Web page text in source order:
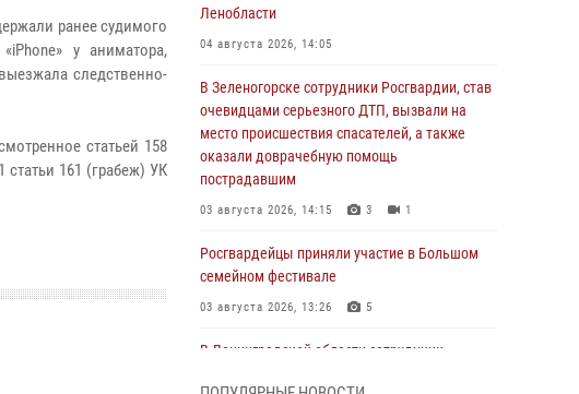
ранее судимого
у аниматора,
следственно-
статьей 158
161 (грабеж) УК
Ленобласти
04 августа 2026, 14:05
В Зеленогорске сотрудники Росгвардии, став
очевидцами серьезного ДТП, вызвали на
место происшествия спасателей, а также
оказали доврачебную помощь
пострадавшим
03 августа 2026, 14:15 3 1
Росгвардейцы приняли участие в Большом
семейном фестивале
03 августа 2026, 13:26 5
В Ленинградской области сотрудники